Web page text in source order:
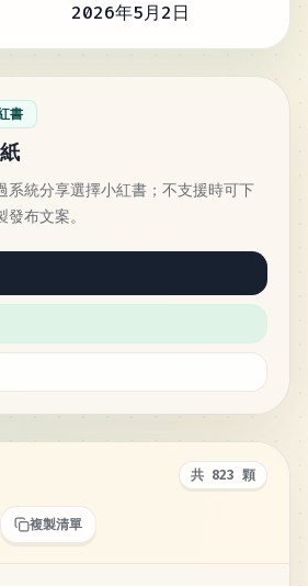
2026年5月2日
書
系統分享選擇小紅書；不支援時可下
布文案。
共 823 顆
複製清單